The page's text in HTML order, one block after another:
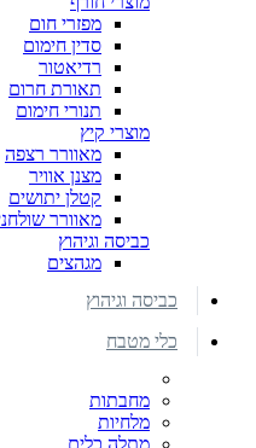
מפזרי חום
סדין חימום
רדיאטור
תאורת חרום
תנורי חימום
מוצרי קיץ
מאוורר רצפה
מצנן אוויר
קטלן יתושים
מאוורר
כביסה וגיהוץ
מגהצים
כביסה וגיהוץ
כלי מטבח
מחבתות
מלחיות
מתלה כלים